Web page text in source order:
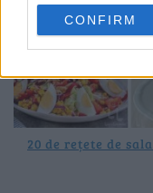
CONFIRM
20 de rețete de